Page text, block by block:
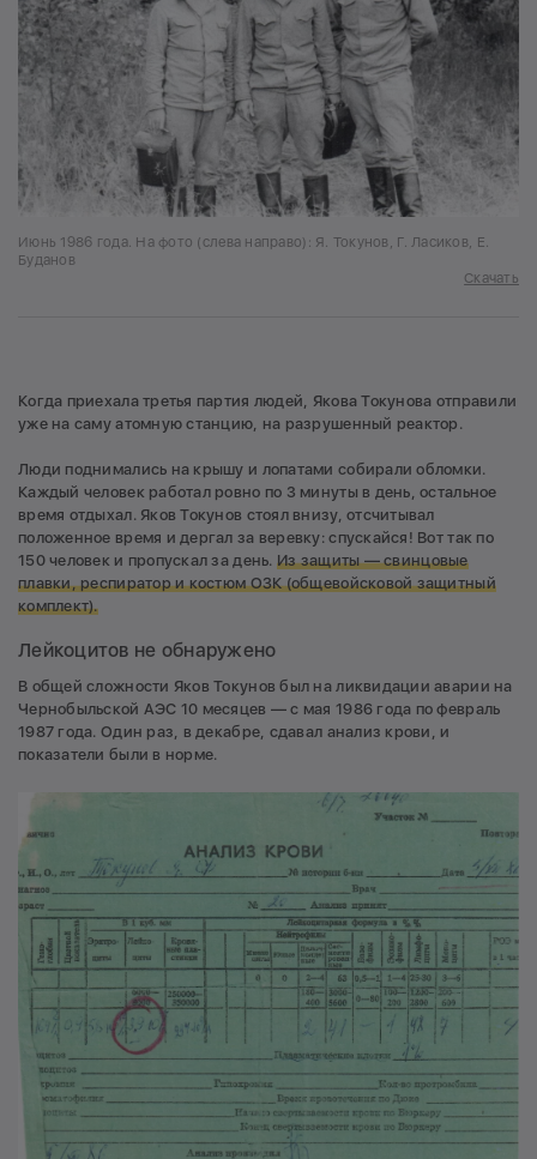
Июнь 1986 года. На фото (слева направо): Я. Токунов, Г. Ласиков, Е.
Буданов
Скачать
Когда приехала третья партия людей, Якова Токунова отправили
уже на саму атомную станцию, на разрушенный реактор.
Люди поднимались на крышу и лопатами собирали обломки.
Каждый человек работал ровно по 3 минуты в день, остальное
время отдыхал. Яков Токунов стоял внизу, отсчитывал
положенное время и дергал за веревку: спускайся! Вот так по
150 человек и пропускал за день. Из защиты — свинцовые
плавки, респиратор и костюм ОЗК (общевойсковой защитный
комплект).
Лейкоцитов не обнаружено
В общей сложности Яков Токунов был на ликвидации аварии на
Чернобыльской АЭС 10 месяцев — с мая 1986 года по февраль
1987 года. Один раз, в декабре, сдавал анализ крови, и
показатели были в норме.